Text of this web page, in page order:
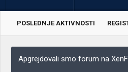
POSLEDNJE AKTIVNOSTI
Apgrejdovali smo forum na